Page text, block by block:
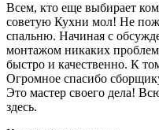
Всем, кто еще выбирает
советую Кухни мол! Не
спальню. Начиная с
монтажом никаких
быстро и качественно. К
Огромное спасибо
Это мастер своего дела!
здесь.